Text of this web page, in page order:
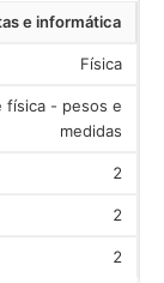
e informática
Física
física - pesos e
medidas
2
2
2